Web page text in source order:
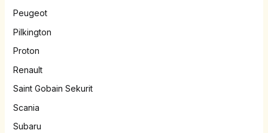
Peugeot
Pilkington
Proton
Renault
Saint Gobain Sekurit
Scania
Subaru